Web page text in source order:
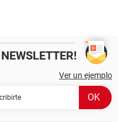
Ver un ejemplo